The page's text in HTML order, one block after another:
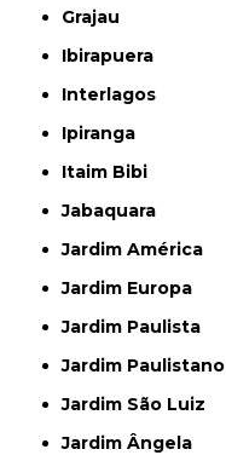
Grajau
Ibirapuera
Interlagos
Ipiranga
Itaim Bibi
Jabaquara
Jardim América
Jardim Europa
Jardim Paulista
Jardim Paulistano
Jardim São Luiz
Jardim Ângela